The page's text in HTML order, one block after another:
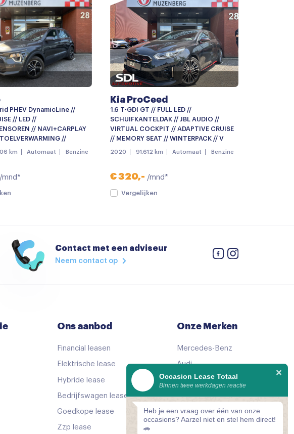
glazen schuif-/kanteldak
entry
velgen 18"
voor
achter
voor en achter
full map
in hoogte verstelbaar
verstelb. bestuurdersstoel met geheugen
PHEV DynamicLine //
// LED //
// NAVI+CARPLAY
//
km Automaat
Benzine
/mnd*
Kia ProCeed
1.6 T-GDI GT // FULL LED //
SCHUIFKANTELDAK // JBL AUDIO //
VIRTUAL COCKPIT // ADAPTIVE CRUISE
// MEMORY SEAT // WINTERPACK // V
2020 91.612 km Automaat Benzine
€ 320,- /mnd*
Vergelijken
Contact met een adviseur
Neem contact op
Ons aanbod
Financial leasen
Elektrische lease
Hybride lease
Bedrijfswagen lease
Goedkope lease
Zzp lease
Onze Merken
Mercedes-Benz
Audi
Volkswagen
KIA
Peugeot
Occasion Lease Totaal
Binnen twee werkdagen reactie
Heb je een vraag over één van onze
occasions? Aarzel niet en stel hem direct!
🚗